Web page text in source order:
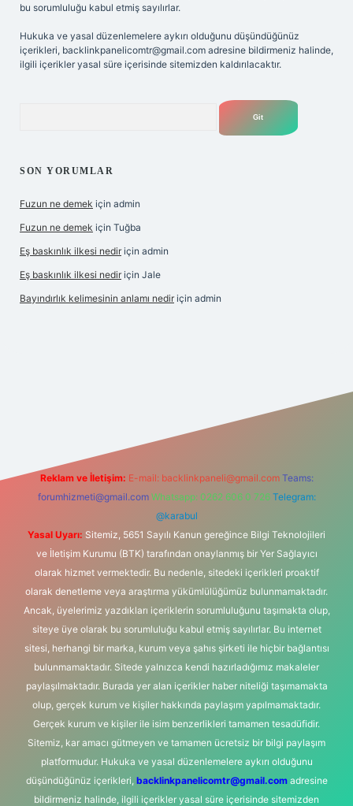
bu sorumluluğu kabul etmiş sayılırlar.
Hukuka ve yasal düzenlemelere aykırı olduğunu düşündüğünüz
içerikleri, backlinkpanelicomtr@gmail.com adresine bildirmeniz halinde,
ilgili içerikler yasal süre içerisinde sitemizden kaldırılacaktır.
SON YORUMLAR
Fuzun ne demek için admin
Fuzun ne demek için Tuğba
Eş baskınlık ilkesi nedir için admin
Eş baskınlık ilkesi nedir için Jale
Bayındırlık kelimesinin anlamı nedir için admin
Reklam ve İletişim: E-mail: backlinkpaneli@gmail.com Teams:
forumhizmeti@gmail.com Whatsapp: 0262 606 0 726 Telegram:
@karabul
Yasal Uyarı: Sitemiz, 5651 Sayılı Kanun gereğince Bilgi Teknolojileri
ve İletişim Kurumu (BTK) tarafından onaylanmış bir Yer Sağlayıcı
olarak hizmet vermektedir. Bu nedenle, sitedeki içerikleri proaktif
olarak denetleme veya araştırma yükümlülüğümüz bulunmamaktadır.
Ancak, üyelerimiz yazdıkları içeriklerin sorumluluğunu taşımakta olup,
siteye üye olarak bu sorumluluğu kabul etmiş sayılırlar. Bu internet
sitesi, herhangi bir marka, kurum veya şahıs şirketi ile hiçbir bağlantısı
bulunmamaktadır. Sitede yalnızca kendi hazırladığımız makaleler
paylaşılmaktadır. Burada yer alan içerikler haber niteliği taşımamakta
olup, gerçek kurum ve kişiler hakkında paylaşım yapılmamaktadır.
Gerçek kurum ve kişiler ile isim benzerlikleri tamamen tesadüfidir.
Sitemiz, kar amacı gütmeyen ve tamamen ücretsiz bir bilgi paylaşım
platformudur. Hukuka ve yasal düzenlemelere aykırı olduğunu
düşündüğünüz içerikleri, backlinkpanelicomtr@gmail.comadresine
bildirmeniz halinde, ilgili içerikler yasal süre içerisinde sitemizden